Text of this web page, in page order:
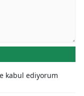
kabul ediyorum